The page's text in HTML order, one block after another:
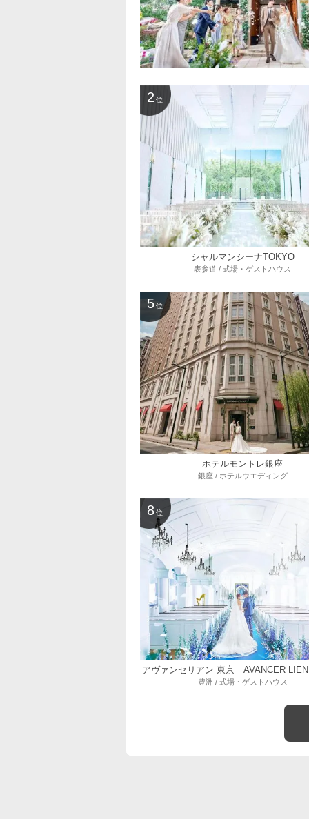
2 位
シャルマンシーナTOKYO
表参道 / 式場・ゲストハウス
5 位
ホテルモントレ銀座
銀座 / ホテルウエディング
8 位
アヴァンセリアン 東京 AVANCER
豊洲 / 式場・ゲストハウス